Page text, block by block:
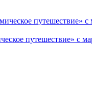
путешествие» с